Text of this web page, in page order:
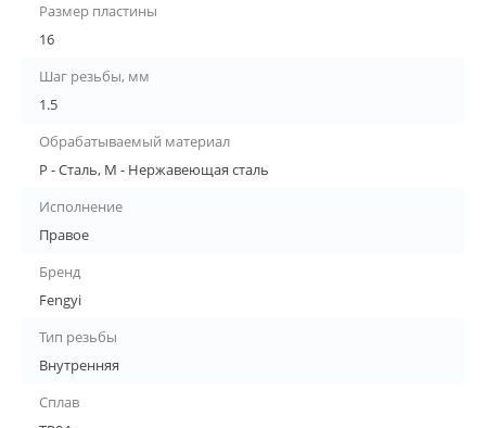
Размер пластины
16
Шаг резьбы, мм
1.5
Обрабатываемый материал
P - Сталь, M - Нержавеющая сталь
Исполнение
Правое
Бренд
Fengyi
Тип резьбы
Внутренняя
Сплав